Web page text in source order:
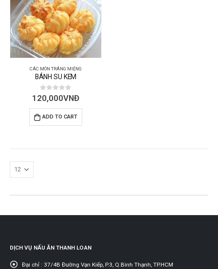
CÁC MÓN TRÁNG MIỆNG
BÁNH SU KEM
0out of 5
120,000VNĐ
ADD TO CART
DỊCH VỤ NẤU ĂN THANH LOAN
Đại chỉ : 37/4B Đường Vạn Kiếp, P.3, Q.Bình Thạnh, TP.HCM